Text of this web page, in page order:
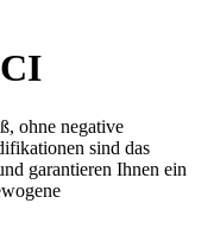
ohne negative
sind das
garantieren Ihnen ein